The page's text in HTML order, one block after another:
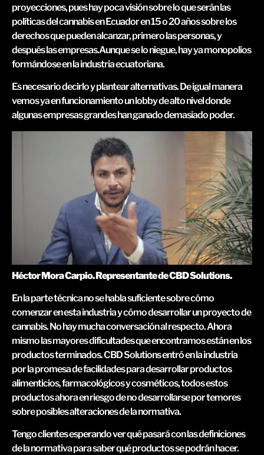
proyecciones, pues hay poca visión sobre lo que serán las
políticas del cannabis en Ecuador en 15 o 20 años sobre los
derechos que pueden alcanzar, primero las personas, y
después las empresas.Aunque se lo niegue, hay ya monopolios
formándose en la industria ecuatoriana.
Es necesario decirlo y plantear alternativas. De igual manera
vemos ya en funcionamiento un lobby de alto nivel donde
algunas empresas grandes han ganado demasiado poder.
Héctor Mora Carpio. Representante de CBD Solutions.
En la parte técnica no se habla suficiente sobre cómo
comenzar en esta industria y cómo desarrollar un proyecto de
cannabis. No hay mucha conversación al respecto. Ahora
mismo las mayores dificultades que encontramos están en los
productos terminados. CBD Solutions entró en la industria
por la promesa de facilidades para desarrollar productos
alimenticios, farmacológicos y cosméticos, todos estos
productos ahora en riesgo de no desarrollarse por temores
sobre posibles alteraciones de la normativa.
Tengo clientes esperando ver qué pasará con las definiciones
de la normativa para saber qué productos se podrán hacer.